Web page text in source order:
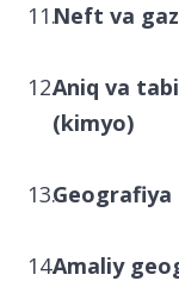
Neft va
Aniq va
(kimyo)
Geografiya
Amaliy